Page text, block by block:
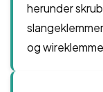
herunder
og